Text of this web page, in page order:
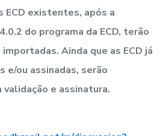
ECD existentes, após a
do programa da ECD, terão
Ainda que as ECD já
e/ou assinadas, serão
validação e assinatura.